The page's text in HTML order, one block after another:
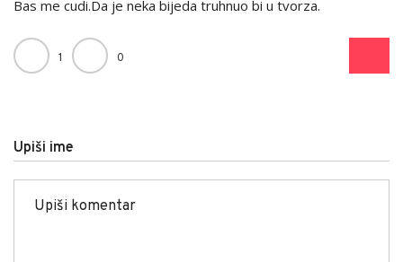
Bas me cudi.Da je neka bijeda truhnuo bi u tvorza.
1 0
Upiši ime